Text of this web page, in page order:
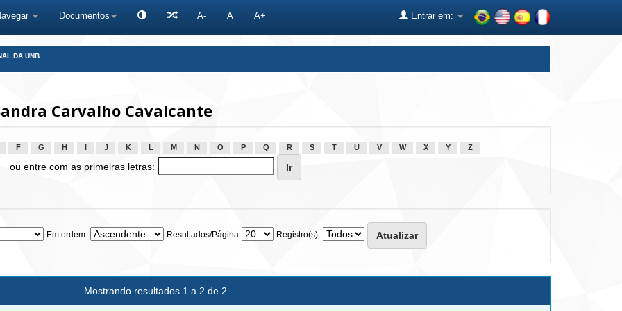
Documentos A- A A+ Entrar em:
DA UNB
Carvalho Cavalcante
F G H J K L M N O P Q R S T U V W X Y Z
ou entre com as primeiras letras:
Em ordem: Resultados/Página Registro(s):
Mostrando resultados 1 a 2 de 2